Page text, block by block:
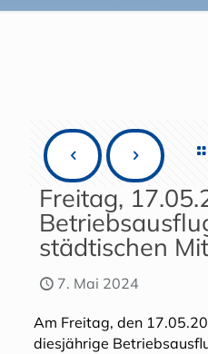
Freitag,
städtischen
7. Mai 2024
Am Freitag, den
diesjährige